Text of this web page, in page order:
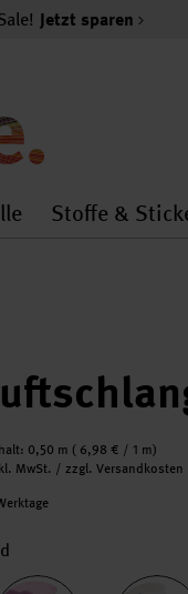
Jetzt sparen
Wolle
Stoffe &
0,50 m ( 6,98 € / 1 m)
MwSt. / zzgl. Versandkosten